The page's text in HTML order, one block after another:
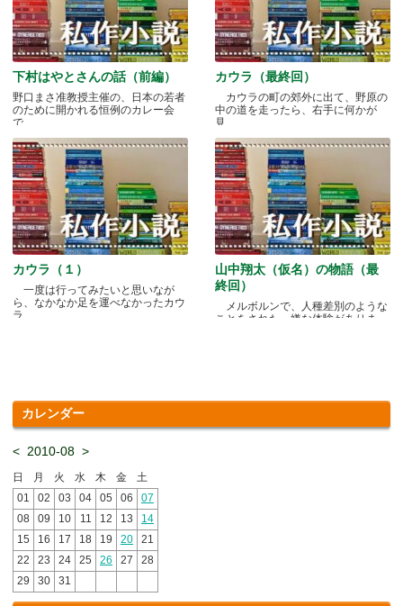
下村はやとさんの話（前編）
野口まさ准教授主催の、日本の若者
のために開かれる恒例のカレー会
で.....
カウラ（最終回）
カウラの町の郊外に出て、野原の
中の道を走ったら、右手に何かが
見.....
カウラ（１）
一度は行ってみたいと思いなが
ら、なかなか足を運べなかったカウ
ラ.....
山中翔太（仮名）の物語（最
終回）
メルボルンで、人種差別のような
ことをされた、嫌な体験がありま
カレンダー
< 2010-08 >
日 月 火 水 木 金
土
01
02 03 04 05 06
07
08
09 10 11 12 13
14
15
16 17 18 19 20
21
22
23 24 25 26 27
28
29
30 31